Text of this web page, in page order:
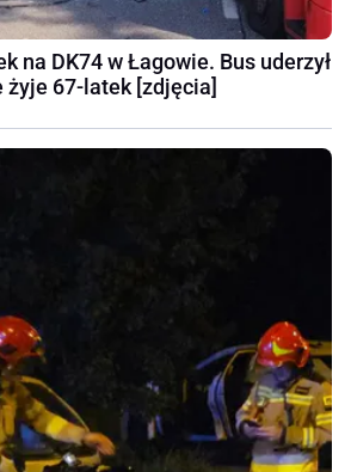
na DK74 w Łagowie. Bus uderzył
żyje 67-latek [zdjęcia]